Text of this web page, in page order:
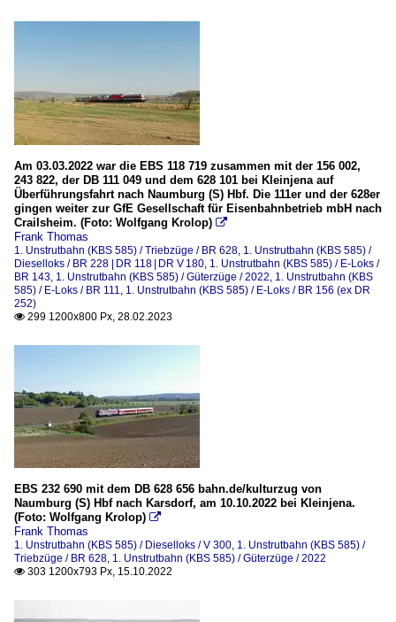
Am 03.03.2022 war die EBS 118 719 zusammen mit der 156 002,
243 822, der DB 111 049 und dem 628 101 bei Kleinjena auf
Überführungsfahrt nach Naumburg (S) Hbf. Die 111er und der 628er
gingen weiter zur GfE Gesellschaft für Eisenbahnbetrieb mbH nach
Crailsheim. (Foto: Wolfgang Krolop) 
Frank Thomas
1. Unstrutbahn (KBS 585) / Triebzüge / BR 628, 1. Unstrutbahn (KBS 585) /
Dieselloks / BR 228 | DR 118 | DR V 180, 1. Unstrutbahn (KBS 585) / E-Loks /
BR 143, 1. Unstrutbahn (KBS 585) / Güterzüge / 2022, 1. Unstrutbahn (KBS
585) / E-Loks / BR 111, 1. Unstrutbahn (KBS 585) / E-Loks / BR 156 (ex DR
252)
 299 1200x800 Px, 28.02.2023
EBS 232 690 mit dem DB 628 656 bahn.de/kulturzug von
Naumburg (S) Hbf nach Karsdorf, am 10.10.2022 bei Kleinjena.
(Foto: Wolfgang Krolop) 
Frank Thomas
1. Unstrutbahn (KBS 585) / Dieselloks / V 300, 1. Unstrutbahn (KBS 585) /
Triebzüge / BR 628, 1. Unstrutbahn (KBS 585) / Güterzüge / 2022
 303 1200x793 Px, 15.10.2022